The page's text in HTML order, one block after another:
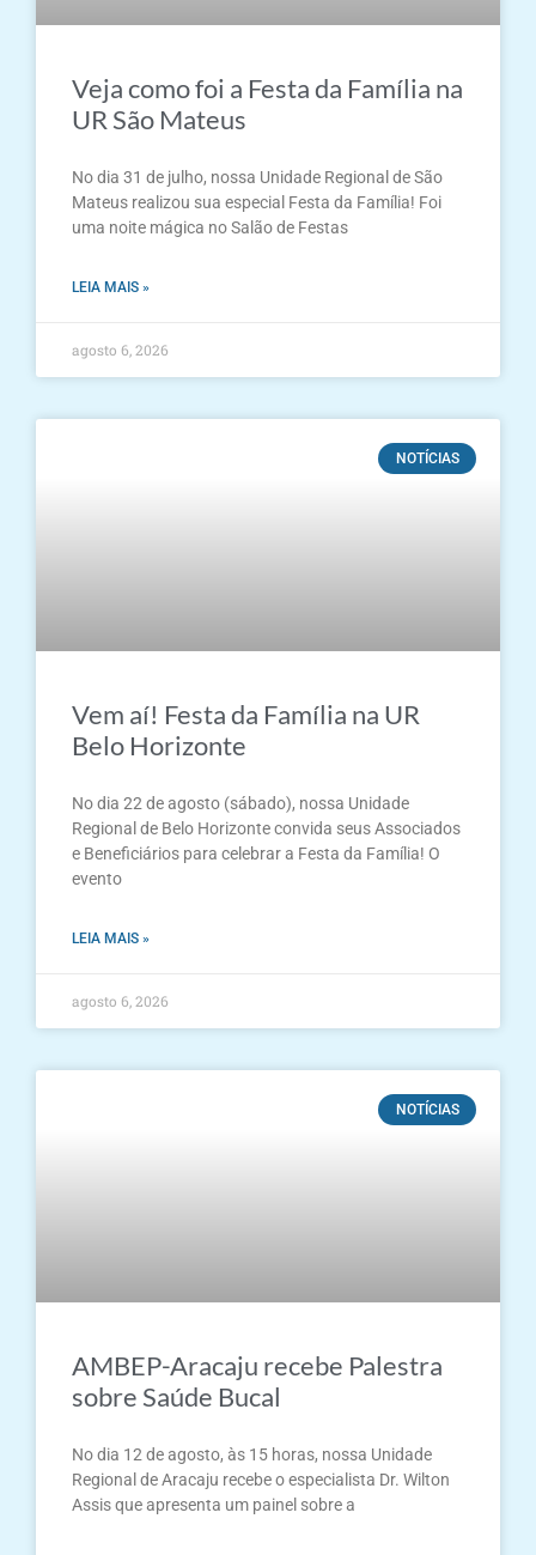
Veja como foi a Festa da Família na
UR São Mateus
No dia 31 de julho, nossa Unidade Regional de São
Mateus realizou sua especial Festa da Família! Foi
uma noite mágica no Salão de Festas
LEIA MAIS »
agosto 6, 2026
NOTÍCIAS
Vem aí! Festa da Família na UR
Belo Horizonte
No dia 22 de agosto (sábado), nossa Unidade
Regional de Belo Horizonte convida seus Associados
e Beneficiários para celebrar a Festa da Família! O
evento
LEIA MAIS »
agosto 6, 2026
NOTÍCIAS
AMBEP-Aracaju recebe Palestra
sobre Saúde Bucal
No dia 12 de agosto, às 15 horas, nossa Unidade
Regional de Aracaju recebe o especialista Dr. Wilton
Assis que apresenta um painel sobre a